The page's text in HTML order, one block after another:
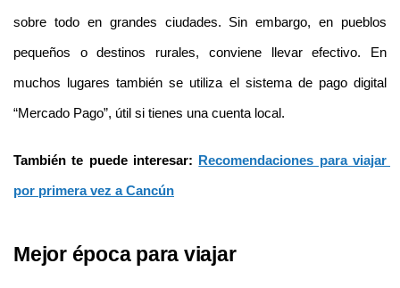
sobre todo en grandes ciudades. Sin embargo, en pueblos
pequeños o destinos rurales, conviene llevar efectivo. En
muchos lugares también se utiliza el sistema de pago digital
“Mercado Pago”, útil si tienes una cuenta local.
También te puede interesar: Recomendaciones para viajar
por primera vez a Cancún
Mejor época para viajar